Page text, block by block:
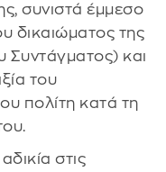
συνιστά έμμεσο
δικαιώματος της
Συντάγματος) και
του
πολίτη κατά τη
στις